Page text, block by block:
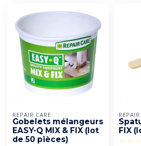
REPAIR CARE
Gobelets mélangeurs
EASY-Q MIX & FIX (lot
de 50 pièces)
FIX